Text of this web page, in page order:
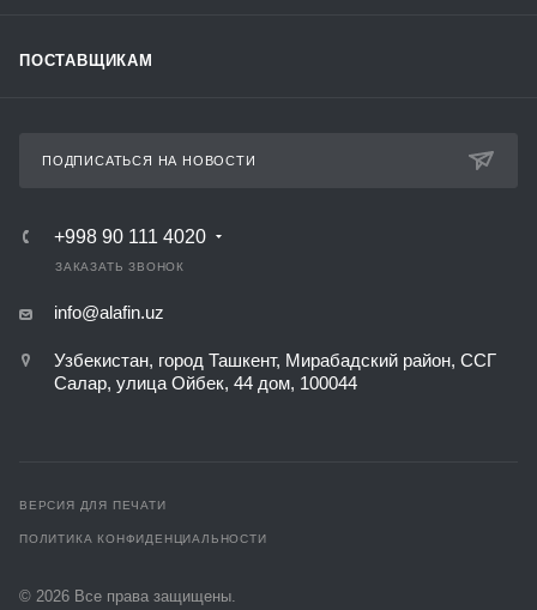
ПОСТАВЩИКАМ
ПОДПИСАТЬСЯ НА НОВОСТИ
+998 90 111 4020
ЗАКАЗАТЬ ЗВОНОК
info@alafin.uz
Узбекистан, город Ташкент, Мирабадский район, ССГ
Салар, улица Ойбек, 44 дом, 100044
ВЕРСИЯ ДЛЯ ПЕЧАТИ
ПОЛИТИКА КОНФИДЕНЦИАЛЬНОСТИ
© 2026 Все права защищены.